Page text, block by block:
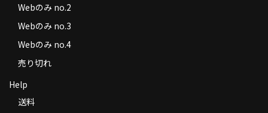
Webのみ no.2
Webのみ no.3
Webのみ no.4
売り切れ
Help
送料